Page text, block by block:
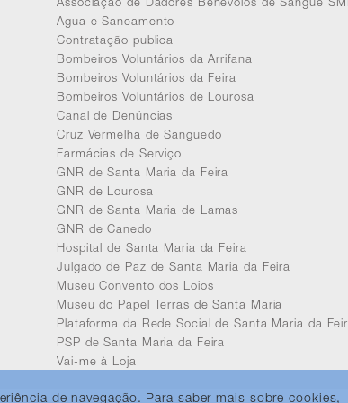
de navegação. Para saber mais sobre cookies,
Agua e Saneamento
Contratação publica
Bombeiros Voluntários da Arrifana
Bombeiros Voluntários da Feira
Bombeiros Voluntários de Lourosa
Canal de Denúncias
Cruz Vermelha de Sanguedo
Farmácias de Serviço
GNR de Santa Maria da Feira
GNR de Lourosa
GNR de Santa Maria de Lamas
GNR de Canedo
Hospital de Santa Maria da Feira
Julgado de Paz de Santa Maria da Feira
Museu Convento dos Loios
Museu do Papel Terras de Santa Maria
Plataforma da Rede Social de Santa Maria da
PSP de Santa Maria da Feira
Vai-me à Loja